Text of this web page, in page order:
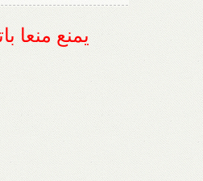
يمنع منعا